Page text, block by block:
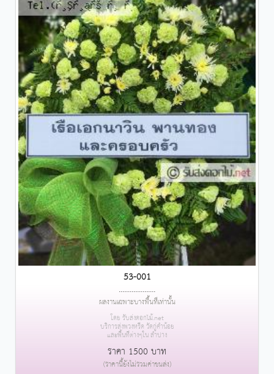
53-001
....................
ผลงานเฉพาะบางพื้นที่เท่านั้น
โดย รับส่งดอกไม้.net
บริการส่งพวงหรีด วัดกู่คำน้อย
และพื้นที่ต่างๆใน ลำปาง
ราคา 1500 บาท
(ราคานี้ยังไม่รวมค่าขนส่ง)